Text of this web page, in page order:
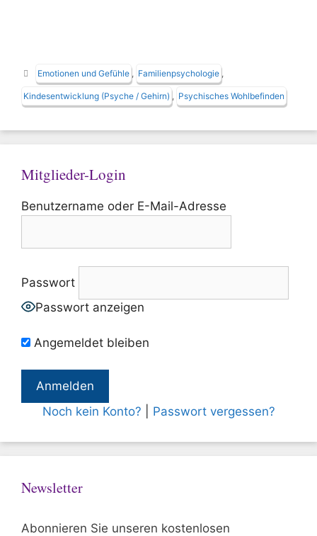
Schlagwörter
Emotionen und Gefühle Familienpsychologie
Kindesentwicklung (Psyche / Gehirn) Psychisches Wohlbefinden
Mitglieder-Login
Benutzername oder E-Mail-Adresse
Passwort
Passwort anzeigen
Angemeldet bleiben
Noch kein Konto? Passwort vergessen?
Newsletter
Abonnieren Sie unseren kostenlosen